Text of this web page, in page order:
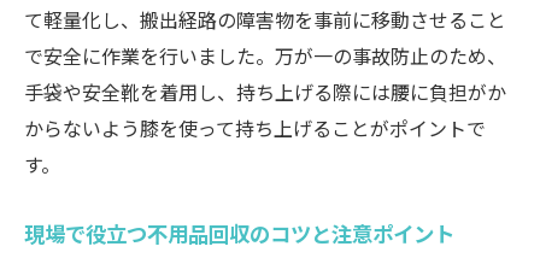
て軽量化し、搬出経路の障害物を事前に移動させること
で安全に作業を行いました。万が一の事故防止のため、
手袋や安全靴を着用し、持ち上げる際には腰に負担がか
からないよう膝を使って持ち上げることがポイントで
す。
現場で役立つ不用品回収のコツと注意ポイント